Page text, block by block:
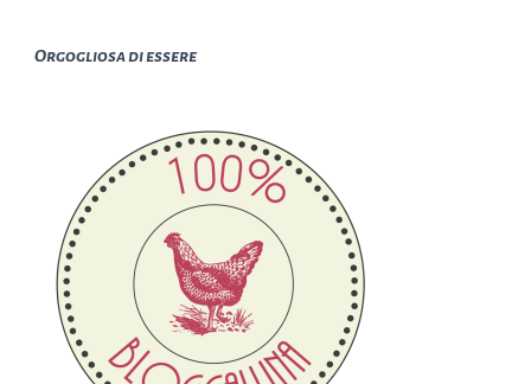
Orgogliosa di essere